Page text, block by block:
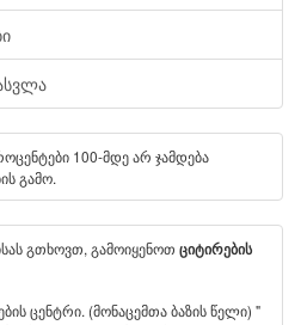
100-მდე არ ჯამდება
გამო.
გთხოვთ, გამოიყენოთ ციტირების
ცენტრი. (მონაცემთა ბაზის წელი) "